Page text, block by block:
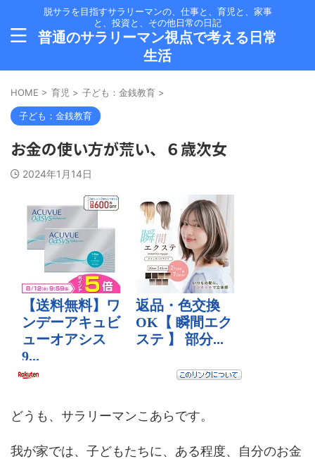
脱サラを目指すサラリーマンの、仕事と、育児と、家事
と、投資と、その他日常の日記
普通のサラリーマン視点で考える日常
生活
HOME > 育児 > 子ども：金銭教育 >
子ども：金銭教育
お金の使い方が荒い、６歳次女
2024年1月14日
どうも、サラリーマンこあらです。
我が家では、子どもたちに、ある程度、自分のお金